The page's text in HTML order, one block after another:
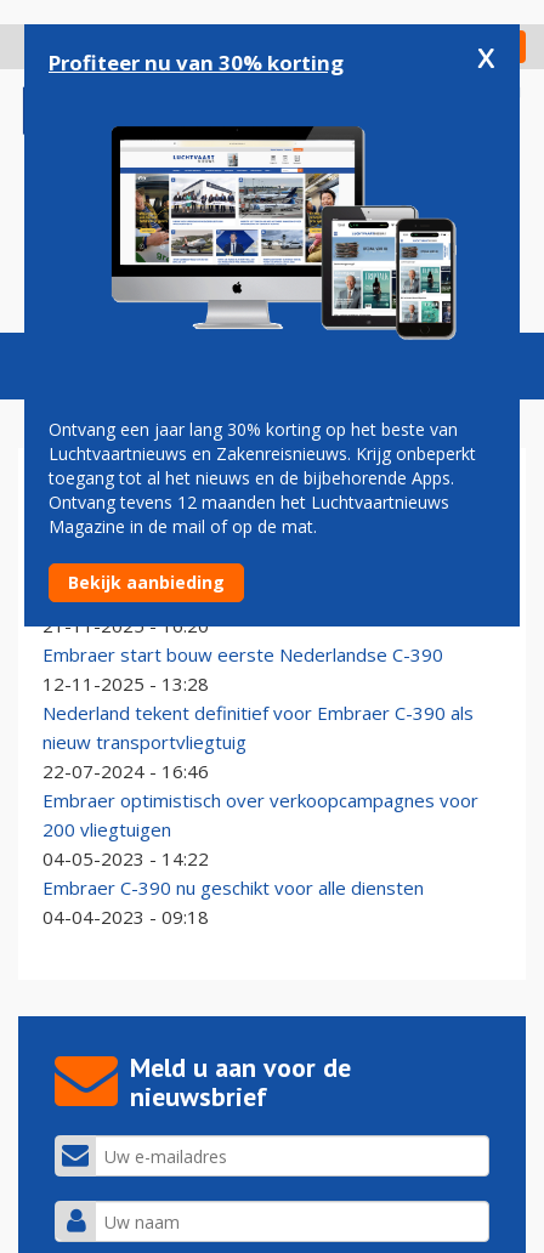
gaan
Check in
Magazine Podcasts Vacatures
C-390
Embraer breidt samenwerking met Nederlandse
industrie verder uit
21-11-2025 - 16:20
Embraer start bouw eerste Nederlandse C-390
12-11-2025 - 13:28
Nederland tekent definitief voor Embraer C-390 als
nieuw transportvliegtuig
22-07-2024 - 16:46
Embraer optimistisch over verkoopcampagnes voor
200 vliegtuigen
04-05-2023 - 14:22
Embraer C-390 nu geschikt voor alle diensten
04-04-2023 - 09:18
Meld u aan voor de
nieuwsbrief
Profiteer nu van 30% korting x
Ontvang een jaar lang 30% korting op het beste van
Luchtvaartnieuws en Zakenreisnieuws. Krijg onbeperkt
toegang tot al het nieuws en de bijbehorende Apps.
Ontvang tevens 12 maanden het Luchtvaartnieuws
Magazine in de mail of op de mat.
Bekijk aanbieding